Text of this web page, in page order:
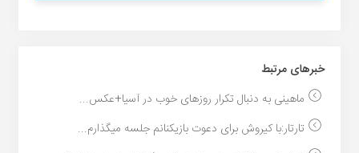
خبر‌های مرتبط
ماهینی به دنبال تکرار روزهای خوب در آسیا+عکس...
تارتار:با کیروش برای دعوت بازیکنانم جلسه میگذارم...